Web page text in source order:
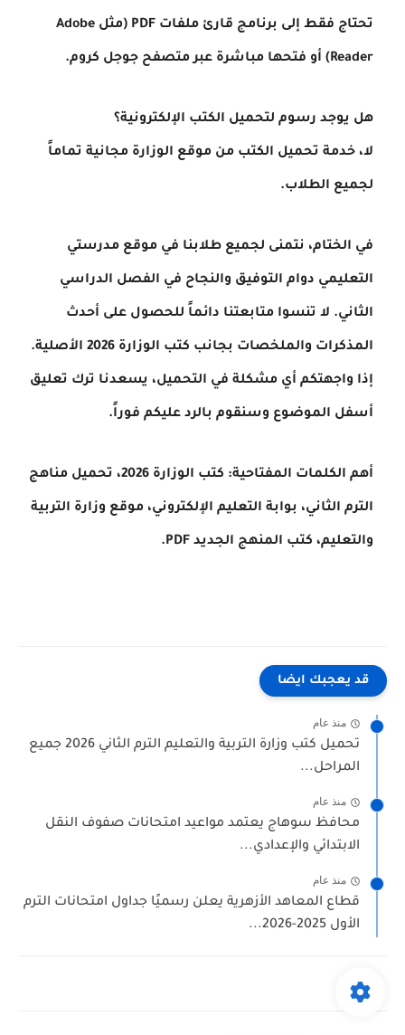
تحتاج فقط إلى برنامج قارئ ملفات PDF (مثل Adobe
Reader) أو فتحها مباشرة عبر متصفح جوجل كروم.
هل يوجد رسوم لتحميل الكتب الإلكترونية؟
لا، خدمة تحميل الكتب من موقع الوزارة مجانية تماماً
لجميع الطلاب.
في الختام، نتمنى لجميع طلابنا في موقع مدرستي
التعليمي دوام التوفيق والنجاح في الفصل الدراسي
الثاني. لا تنسوا متابعتنا دائماً للحصول على أحدث
المذكرات والملخصات بجانب كتب الوزارة 2026 الأصلية.
إذا واجهتكم أي مشكلة في التحميل، يسعدنا ترك تعليق
أسفل الموضوع وسنقوم بالرد عليكم فوراً.
أهم الكلمات المفتاحية: كتب الوزارة 2026، تحميل مناهج
الترم الثاني، بوابة التعليم الإلكتروني، موقع وزارة التربية
والتعليم، كتب المنهج الجديد PDF.
قد يعجبك ايضا
منذ عام
تحميل كتب وزارة التربية والتعليم الترم الثاني 2026 جميع
المراحل...
منذ عام
محافظ سوهاج يعتمد مواعيد امتحانات صفوف النقل
الابتدائي والإعدادي...
منذ عام
قطاع المعاهد الأزهرية يعلن رسميًا جداول امتحانات الترم
الأول 2025-2026...